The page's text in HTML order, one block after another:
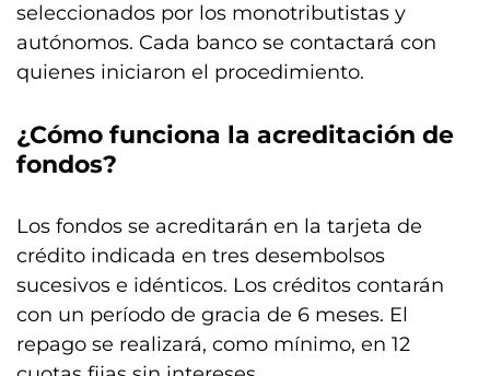
seleccionados por los monotributistas y
autónomos. Cada banco se contactará con
quienes iniciaron el procedimiento.
¿Cómo funciona la acreditación de
fondos?
Los fondos se acreditarán en la tarjeta de
crédito indicada en tres desembolsos
sucesivos e idénticos. Los créditos contarán
con un período de gracia de 6 meses. El
repago se realizará, como mínimo, en 12